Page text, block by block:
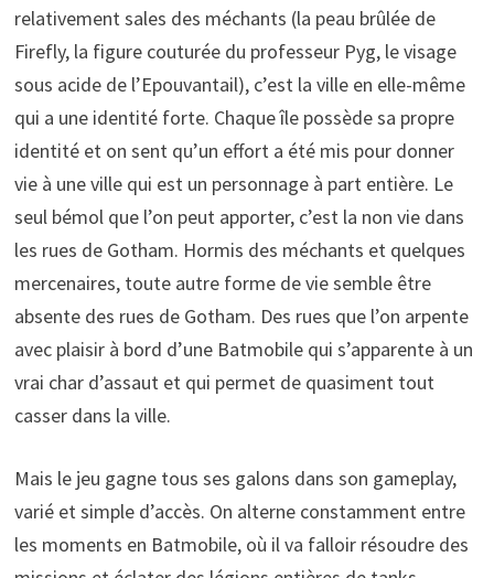
relativement sales des méchants (la peau brûlée de
Firefly, la figure couturée du professeur Pyg, le visage
sous acide de l’Epouvantail), c’est la ville en elle-même
qui a une identité forte. Chaque île possède sa propre
identité et on sent qu’un effort a été mis pour donner
vie à une ville qui est un personnage à part entière. Le
seul bémol que l’on peut apporter, c’est la non vie dans
les rues de Gotham. Hormis des méchants et quelques
mercenaires, toute autre forme de vie semble être
absente des rues de Gotham. Des rues que l’on arpente
avec plaisir à bord d’une Batmobile qui s’apparente à un
vrai char d’assaut et qui permet de quasiment tout
casser dans la ville.
Mais le jeu gagne tous ses galons dans son gameplay,
varié et simple d’accès. On alterne constamment entre
les moments en Batmobile, où il va falloir résoudre des